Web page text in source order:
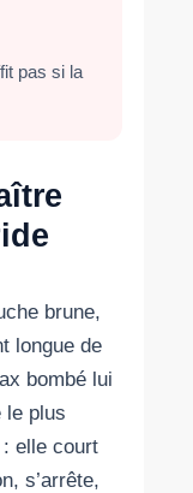
pas si la
brune,
longue de
bombé lui
le plus
elle court
s’arrête,